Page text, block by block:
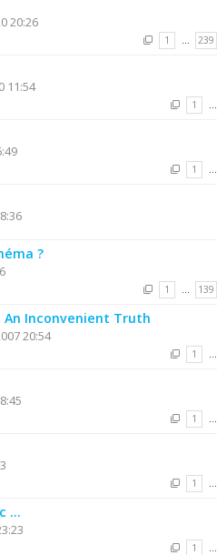
20:26
1 … 239
11:54
1 …
1 …
?
1 … 139
Inconvenient Truth
20:54
1 …
1 …
1 …
...
1 …